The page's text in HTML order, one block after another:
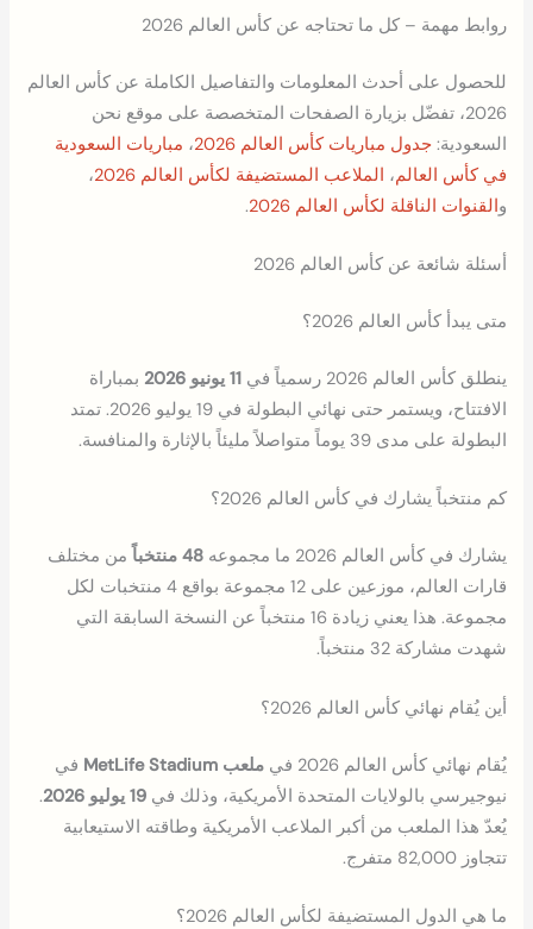
روابط مهمة – كل ما تحتاجه عن كأس العالم 2026
للحصول على أحدث المعلومات والتفاصيل الكاملة عن كأس العالم
2026، تفضّل بزيارة الصفحات المتخصصة على موقع نحن
السعودية:جدول مباريات كأس العالم 2026 ، مباريات السعودية
في كأس العالم، الملاعب المستضيفة لكأس العالم 2026
،
والقنوات الناقلة لكأس العالم 2026 .
أسئلة شائعة عن كأس العالم 2026
متى يبدأ كأس العالم 2026؟
ينطلق كأس العالم 2026 رسمياً في 11 يونيو 2026
بمباراة
الافتتاح، ويستمر حتى نهائي البطولة في 19 يوليو 2026. تمتد
البطولة على مدى 39 يوماً متواصلاً مليئاً بالإثارة والمنافسة.
كم منتخباً يشارك في كأس العالم 2026؟
يشارك في كأس العالم 2026 ما مجموعه 48 منتخباً
من مختلف
قارات العالم، موزعين على 12 مجموعة بواقع 4 منتخبات لكل
مجموعة. هذا يعني زيادة 16 منتخباً عن النسخة السابقة التي
شهدت مشاركة 32 منتخباً.
أين يُقام نهائي كأس العالم 2026؟
يُقام نهائي كأس العالم 2026 في ملعب MetLife Stadium
في
نيوجيرسي بالولايات المتحدة الأمريكية، وذلك في19 يوليو 2026
.
يُعدّ هذا الملعب من أكبر الملاعب الأمريكية وطاقته الاستيعابية
تتجاوز 82,000 متفرج.
ما هي الدول المستضيفة لكأس العالم 2026؟